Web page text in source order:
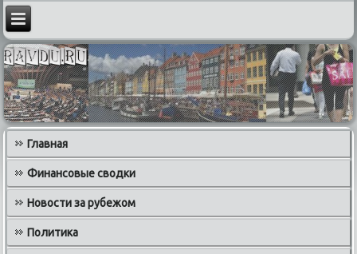
Главная
Финансовые сводки
Новости за рубежом
Политика